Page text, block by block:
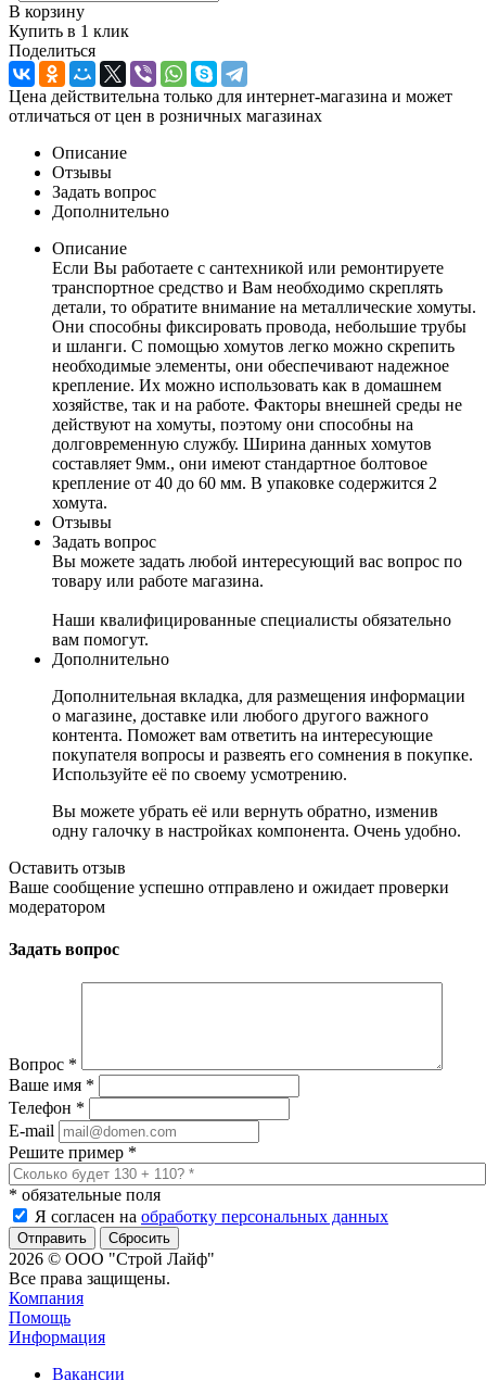
В корзину
Купить в 1 клик
Поделиться
Цена действительна только для интернет-магазина и может
отличаться от цен в розничных магазинах
Описание
Отзывы
Задать вопрос
Дополнительно
Описание
Если Вы работаете с сантехникой или ремонтируете
транспортное средство и Вам необходимо скреплять
детали, то обратите внимание на металлические хомуты.
Они способны фиксировать провода, небольшие трубы
и шланги. С помощью хомутов легко можно скрепить
необходимые элементы, они обеспечивают надежное
крепление. Их можно использовать как в домашнем
хозяйстве, так и на работе. Факторы внешней среды не
действуют на хомуты, поэтому они способны на
долговременную службу. Ширина данных хомутов
составляет 9мм., они имеют стандартное болтовое
крепление от 40 до 60 мм. В упаковке содержится 2
хомута.
Отзывы
Задать вопрос
Вы можете задать любой интересующий вас вопрос по
товару или работе магазина.
Наши квалифицированные специалисты обязательно
вам помогут.
Дополнительно
Дополнительная вкладка, для размещения информации
о магазине, доставке или любого другого важного
контента. Поможет вам ответить на интересующие
покупателя вопросы и развеять его сомнения в покупке.
Используйте её по своему усмотрению.
Вы можете убрать её или вернуть обратно, изменив
одну галочку в настройках компонента. Очень удобно.
Оставить отзыв
Ваше сообщение успешно отправлено и ожидает проверки
модератором
Задать вопрос
Вопрос *
Ваше имя *
Телефон *
E-mail
Решите пример *
* обязательные поля
Я согласен на обработку персональных данных
Сбросить
2026 © ООО "Строй Лайф"
Все права защищены.
Компания
Помощь
Информация
Вакансии